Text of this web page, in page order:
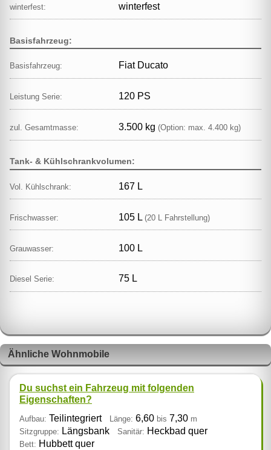
winterfest: winterfest
Basisfahrzeug:
Basisfahrzeug: Fiat Ducato
Leistung Serie: 120 PS
zul. Gesamtmasse: 3.500 kg (Option: max. 4.400 kg)
Tank- & Kühlschrankvolumen:
Vol. Kühlschrank: 167 L
Frischwasser: 105 L (20 L Fahrstellung)
Grauwasser: 100 L
Diesel Serie: 75 L
Ähnliche Wohnmobile
Du suchst ein Fahrzeug mit folgenden
Eigenschaften?
Aufbau: Teilintegriert Länge: 6,60 bis 7,30 m
Sitzgruppe: Längsbank Sanitär: Heckbad quer
Bett: Hubbett quer